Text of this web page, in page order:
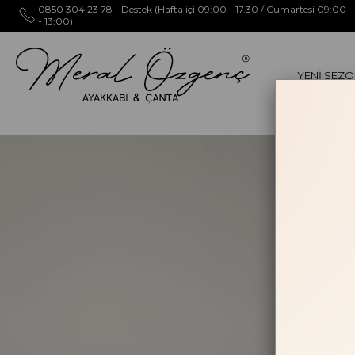
0850 304 23 78 - Destek (Hafta içi 09:00 - 17.30 / Cumartesi 09:00
- 13:00)
YENİ